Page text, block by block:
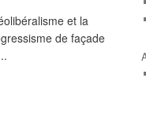
et la
de façade